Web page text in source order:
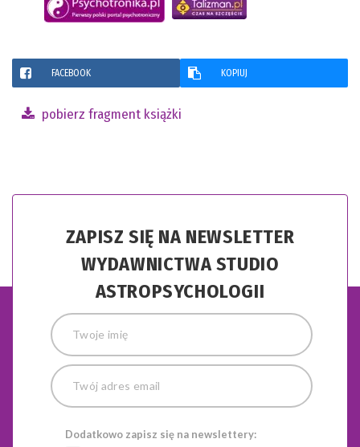
FACEBOOK KOPIUJ
pobierz fragment książki
ZAPISZ SIĘ NA NEWSLETTER
WYDAWNICTWA STUDIO
ASTROPSYCHOLOGII
Dodatkowo zapisz się na newslettery: